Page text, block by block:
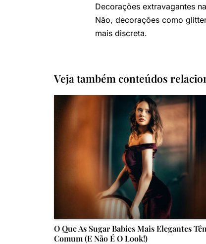
Decorações extravagantes
Não, decorações como
mais discreta.
Veja também conteúdos
O Que As Sugar Babies Mais Elegantes
Comum (e Não É O Look!)